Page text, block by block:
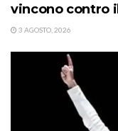
vincono contro
3 AGOSTO, 2026